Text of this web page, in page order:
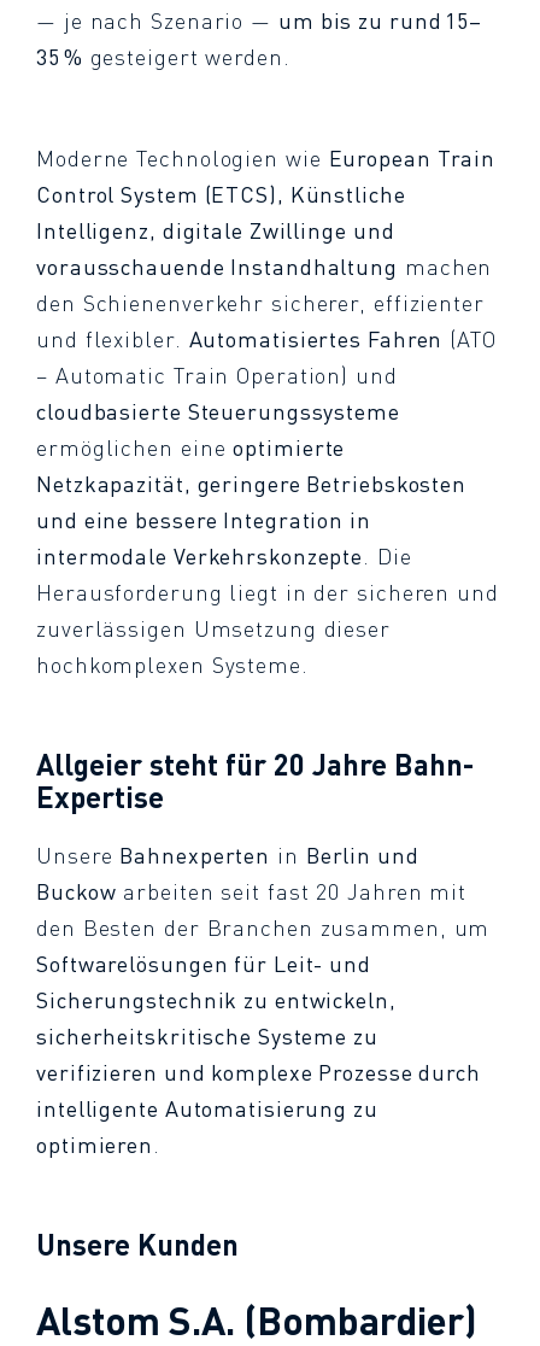
— je nach Szenario — um bis zu rund 15–
35 % gesteigert werden.
Moderne Technologien wie European Train
Control System (ETCS), Künstliche
Intelligenz, digitale Zwillinge und
vorausschauende Instandhaltung machen
den Schienenverkehr sicherer, effizienter
und flexibler. Automatisiertes Fahren (ATO
– Automatic Train Operation) und
cloudbasierte Steuerungssysteme
ermöglichen eineoptimierte
Netzkapazität, geringere Betriebskosten
und eine bessere Integration in
intermodale Verkehrskonzepte
. Die
Herausforderung liegt in der sicheren und
zuverlässigen Umsetzung dieser
hochkomplexen Systeme.
Allgeier steht für 20 Jahre Bahn-
Expertise
Unsere Bahnexperten in Berlin und
Buckow arbeiten seit fast 20 Jahren mit
den Besten der Branchen zusammen, um
Softwarelösungen für Leit- und
Sicherungstechnik zu entwickeln,
sicherheitskritische Systeme zu
verifizieren und komplexe Prozesse durch
intelligente Automatisierung zu
optimieren
Unsere Kunden
Alstom S.A. (Bombardier)